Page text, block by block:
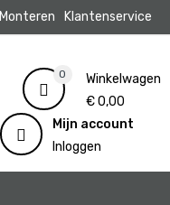
Monteren Klantenservice
0
Winkelwagen
€ 0,00
Mijn account
Inloggen